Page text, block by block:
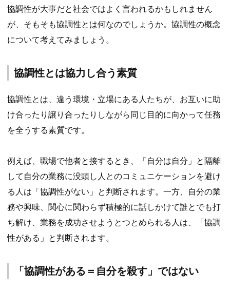
協調性が大事だと社会ではよく言われるかもしれません
が、そもそも協調性とは何なのでしょうか。協調性の概念
について考えてみましょう。
協調性とは協力し合う素質
協調性とは、違う環境・立場にある人たちが、お互いに助
け合ったり譲り合ったりしながら同じ目的に向かって任務
を全うする素質です。
例えば、職場で他者と接するとき、「自分は自分」と隔離
して自分の業務に没頭し人とのコミュニケーションを避け
る人は「協調性がない」と判断されます。一方、自分の業
務や興味、関心に関わらず積極的に話しかけて誰とでも打
ち解け、業務を成功させようとつとめられる人は、「協調
性がある」と判断されます。
「協調性がある＝自分を殺す」ではない